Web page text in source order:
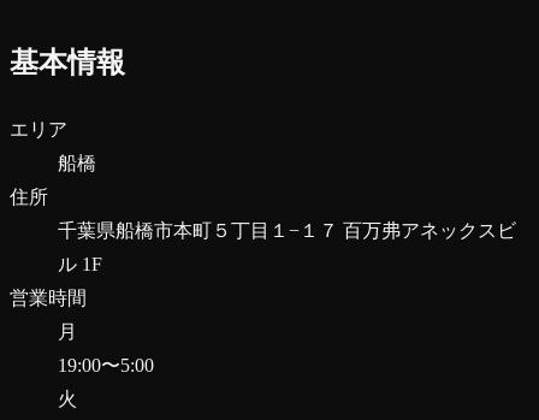
基本情報
エリア
船橋
住所
千葉県船橋市本町５丁目１−１７ 百万弗アネックスビ
ル 1F
営業時間
月
19:00〜5:00
火